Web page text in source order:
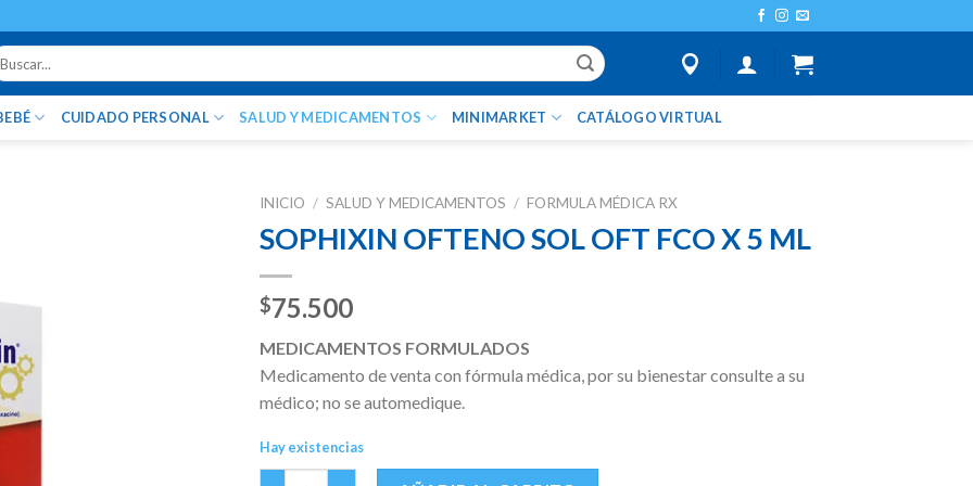
CUIDADO PERSONAL SALUD Y MEDICAMENTOS MINIMARKET CATÁLOGO VIRTUAL
INICIO / SALUD Y MEDICAMENTOS / FORMULA MÉDICA RX
SOPHIXIN OFTENO SOL OFT FCO X 5 ML
$75.500
MEDICAMENTOS FORMULADOS
Medicamento de venta con fórmula médica, por su bienestar consulte a su
médico; no se automedique.
Hay existencias
SOPHIXIN OFTENO SOL OFT FCO X 5 ML cantidad